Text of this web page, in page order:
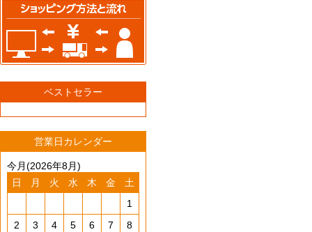
ベストセラー
営業日カレンダー
今月(2026年8月)
日
月 火 水 木 金
土
1
2
3 4 5 6 7
8